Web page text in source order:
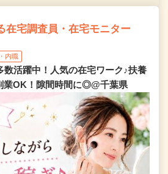
在宅調査員・在宅モニター
内職
数活躍中！人気の在宅ワーク♪扶養
業OK！隙間時間に◎@千葉県